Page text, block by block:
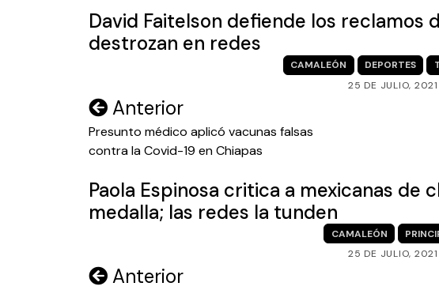
David Faitelson defiende los reclamos
destrozan en redes
CAMALEÓN DEPORTES
25 DE JULIO, 2021
Navegación
de
Anterior
Presunto médico aplicó vacunas falsas
contra la Covid-19 en Chiapas
Paola Espinosa critica a mexicanas de
medalla; las redes la tunden
CAMALEÓN
25 DE JULIO, 2021
Navegación
Anterior